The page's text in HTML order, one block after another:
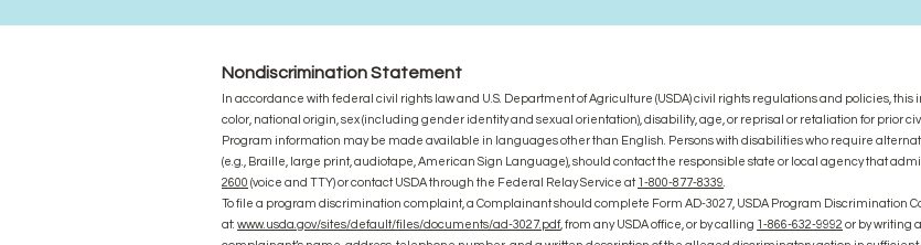
Nondiscrimination Statement
In accordance with federal civil rights law and U.S. Department of Agriculture (USDA) civil rights regulations and policies,
color, national origin, sex (including gender identity and sexual orientation), disability, age, or reprisal or retaliation for prior
Program information may be made available in languages other than English. Persons with disabilities who require
(e.g., Braille, large print, audiotape, American Sign Language), should contact the responsible state or local agency that
2600 (voice and TTY) or contact USDA through the Federal Relay Service at1-800-877-8339
To file a program discrimination complaint, a Complainant should complete Form AD-3027, USDA Program Discrimination
at: www.usda.gov/sites/default/files/documents/ad-3027.pdf, from any USDA office, or by calling 1-866-632-9992 or by writing